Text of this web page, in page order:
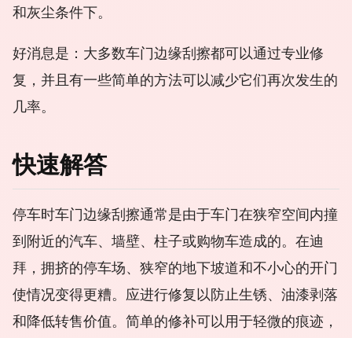
和灰尘条件下。
好消息是：大多数车门边缘刮擦都可以通过专业修
复，并且有一些简单的方法可以减少它们再次发生的
几率。
快速解答
停车时车门边缘刮擦通常是由于车门在狭窄空间内撞
到附近的汽车、墙壁、柱子或购物车造成的。在迪
拜，拥挤的停车场、狭窄的地下坡道和不小心的开门
使情况变得更糟。应进行修复以防止生锈、油漆剥落
和降低转售价值。简单的修补可以用于轻微的痕迹，